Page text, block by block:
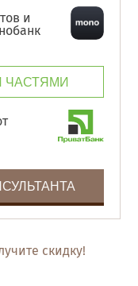
и
ЧАСТЯМИ
скидку!